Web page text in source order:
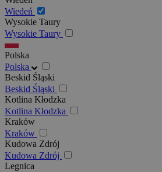
Wiedeń
Wysokie Taury
Wysokie Taury
Polska
Polska
Beskid Śląski
Beskid Śląski
Kotlina Kłodzka
Kotlina Kłodzka
Kraków
Kraków
Kudowa Zdrój
Kudowa Zdrój
Legnica